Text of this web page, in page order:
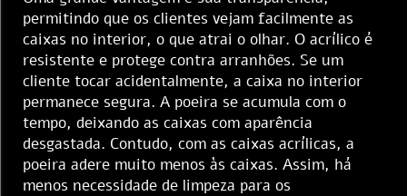
permitindo que os clientes vejam facilmente as
caixas no interior, o que atrai o olhar. O acrílico é
resistente e protege contra arranhões. Se um
cliente tocar acidentalmente, a caixa no interior
permanece segura. A poeira se acumula com o
tempo, deixando as caixas com aparência
desgastada. Contudo, com as caixas acrílicas, a
poeira adere muito menos às caixas. Assim, há
menos necessidade de limpeza para os